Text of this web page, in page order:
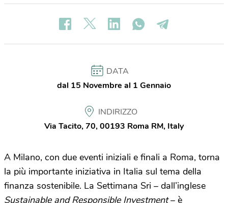
DATA
dal 15 Novembre al 1 Gennaio
INDIRIZZO
Via Tacito, 70, 00193 Roma RM, Italy
A Milano, con due eventi iniziali e finali a Roma, torna
la più importante iniziativa in Italia sul tema della
finanza sostenibile. La Settimana Sri – dall’inglese
Sustainable and Responsible Investment– è